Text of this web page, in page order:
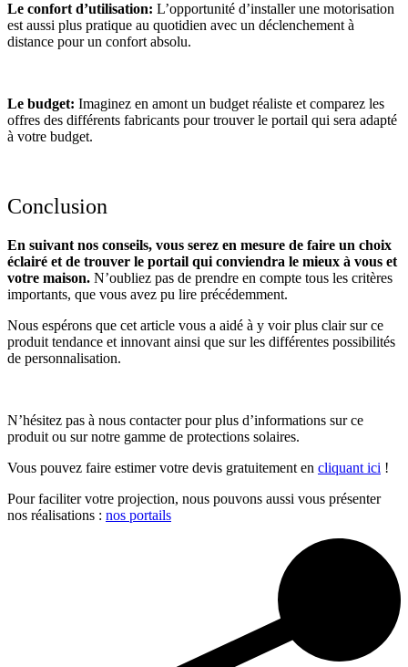
Le confort d’utilisation: L’opportunité d’installer une motorisation
est aussi plus pratique au quotidien avec un déclenchement à
distance pour un confort absolu.
Le budget: Imaginez en amont un budget réaliste et comparez les
offres des différents fabricants pour trouver le portail qui sera adapté
à votre budget.
Conclusion
En suivant nos conseils, vous serez en mesure de faire un choix
éclairé et de trouver le portail qui conviendra le mieux à vous et
votre maison. N’oubliez pas de prendre en compte tous les critères
importants, que vous avez pu lire précédemment.
Nous espérons que cet article vous a aidé à y voir plus clair sur ce
produit tendance et innovant ainsi que sur les différentes possibilités
de personnalisation.
N’hésitez pas à nous contacter pour plus d’informations sur ce
produit ou sur notre gamme de protections solaires.
Vous pouvez faire estimer votre devis gratuitement en cliquant ici !
Pour faciliter votre projection, nous pouvons aussi vous présenter
nos réalisations : nos portails